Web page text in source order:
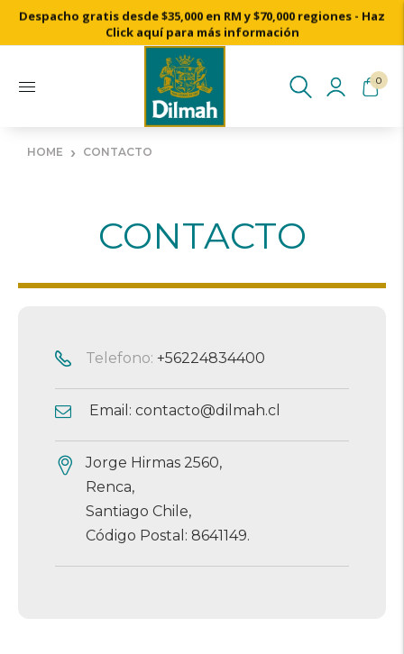
Cosechado a mano desde nuestros jardines de té de Ceilán
Despacho gratis desde $35,000 en RM y $70,000 regiones - Haz
Click aquí para más información
0
HOME › CONTACTO
CONTACTO
Telefono: +56224834400
Email: contacto@dilmah.cl
Jorge Hirmas 2560,
Renca,
Santiago Chile,
Código Postal: 8641149.